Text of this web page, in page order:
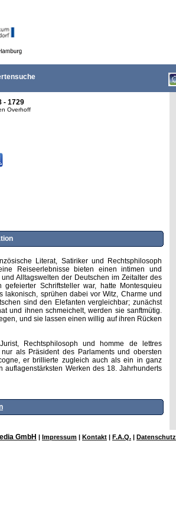
- 1729
Overhoff
Literat, Satiriker und Rechtsphilosoph
Reiseerlebnisse bieten einen intimen und
Alltagswelten der Deutschen im Zeitalter des
Schriftsteller war, hatte Montesquieu
sprühen dabei vor Witz, Charme und
sind den Elefanten vergleichbar; zunächst
und ihnen schmeichelt, werden sie sanftmütig.
und sie lassen einen willig auf ihren Rücken
Rechtsphilosoph und homme de lettres
als Präsident des Parlaments und obersten
er brillierte zugleich auch als ein in ganz
auflagenstärksten Werken des 18. Jahrhunderts
GmbH | Impressum | Kontakt | F.A.Q. | Datenschutz